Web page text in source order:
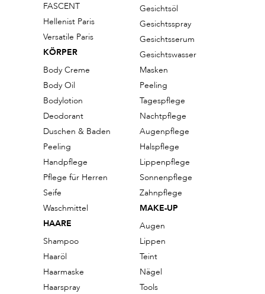
FASCENT
Hellenist Paris
Versatile Paris
KÖRPER
Body Creme
Body Oil
Bodylotion
Deodorant
Duschen & Baden
Peeling
Handpflege
Pflege für Herren
Seife
Waschmittel
HAARE
Shampoo
Haaröl
Haarmaske
Haarspray
Gesichtsöl
Gesichtsspray
Gesichtsserum
Gesichtswasser
Masken
Peeling
Tagespflege
Nachtpflege
Augenpflege
Halspflege
Lippenpflege
Sonnenpflege
Zahnpflege
MAKE-UP
Augen
Lippen
Teint
Nägel
Tools